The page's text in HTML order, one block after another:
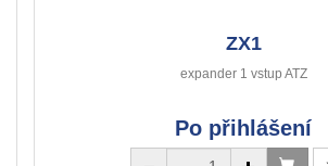
ZX1
expander 1 vstup ATZ
Po přihlášení